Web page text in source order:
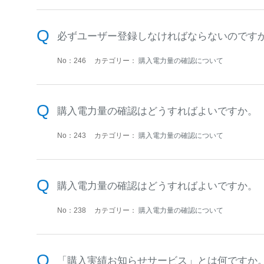
必ずユーザー登録しなければならないのです
No：246 カテゴリー： 購入電力量の確認について
購入電力量の確認はどうすればよいですか。
No：243 カテゴリー： 購入電力量の確認について
購入電力量の確認はどうすればよいですか。
No：238 カテゴリー： 購入電力量の確認について
「購入実績お知らせサービス」とは何ですか